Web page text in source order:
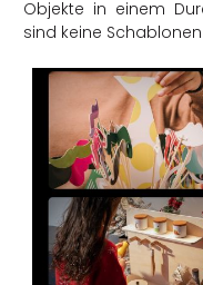
Objekte in einem
sind keine